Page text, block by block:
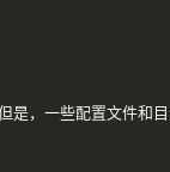
是，一些配置文件和